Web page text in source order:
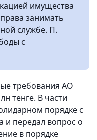
имущества
занимать
службе. П.
с
требования АО
тенге. В части
порядке с
и передал вопрос о
в порядке